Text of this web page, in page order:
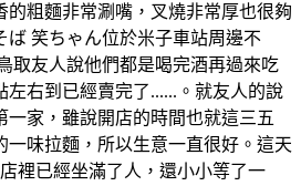
的粗麵非常涮嘴，叉燒非常厚也很夠
笑ちゃん位於米子車站周邊不
取友人說他們都是喝完酒再過來吃
左右到已經賣完了......。就友人的說
一家，雖說開店的時間也就這三五
一味拉麵，所以生意一直很好。這天
裡已經坐滿了人，還小小等了一